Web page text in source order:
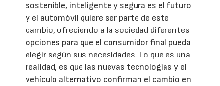
sostenible, inteligente y segura es el futuro
y el automóvil quiere ser parte de este
cambio, ofreciendo a la sociedad diferentes
opciones para que el consumidor final pueda
elegir según sus necesidades. Lo que es una
realidad, es que las nuevas tecnologías y el
vehículo alternativo confirman el cambio en